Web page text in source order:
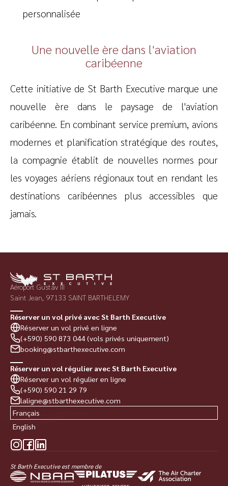
personnalisée
Une nouvelle ère dans l'aviation
caribéenne
Cette initiative de St Barth Executive marque une
nouvelle ère dans le paysage de l'aviation
caribéenne. En combinant service premium, avions
modernes et planification stratégique des routes,
la compagnie établit de nouvelles normes pour
les voyages aériens régionaux tout en rendant les
destinations caribéennes plus accessibles que
jamais.
Aéroport Gustav III
Saint Jean, 97133 SAINT BARTHELEMY
Réserver un vol privé avec St Barth Executive
Réserver un vol privé en ligne
(+590) 590 873 044 (vols privés uniquement)
booking@stbarthexecutive.com
Réserver un vol régulier avec St Barth Executive
Réserver un vol régulier en ligne
(+590) 590 21 29 79
laligne@stbarthexecutive.com
Français
English
St Barth Executive est membre de